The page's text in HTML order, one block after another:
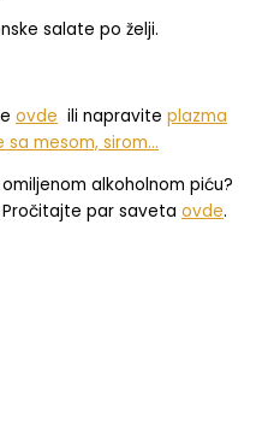
salate po želji.
ovde ili napravite plazma
sa mesom, sirom…
alkoholnom piću?
par saveta ovde.